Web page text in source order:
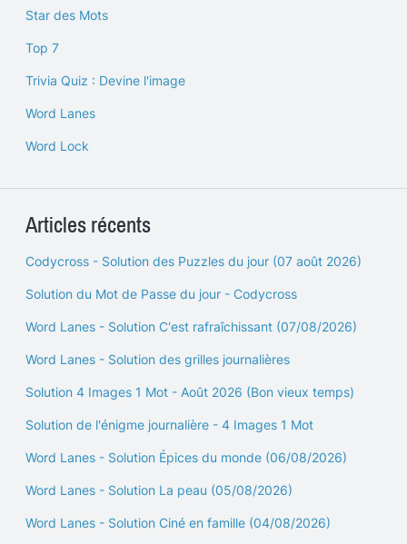
Star des Mots
Top 7
Trivia Quiz : Devine l'image
Word Lanes
Word Lock
Articles récents
Codycross - Solution des Puzzles du jour (07 août 2026)
Solution du Mot de Passe du jour - Codycross
Word Lanes - Solution C'est rafraîchissant (07/08/2026)
Word Lanes - Solution des grilles journalières
Solution 4 Images 1 Mot - Août 2026 (Bon vieux temps)
Solution de l'énigme journalière - 4 Images 1 Mot
Word Lanes - Solution Épices du monde (06/08/2026)
Word Lanes - Solution La peau (05/08/2026)
Word Lanes - Solution Ciné en famille (04/08/2026)